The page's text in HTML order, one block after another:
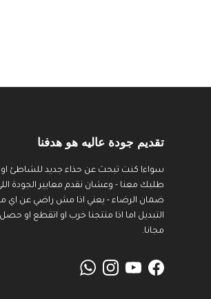
تقديم جودة عاليه هو هدفنا
سواءا كنت تبحث عن حذاء جديد للشاطئ
طلبك معنا - وعشان نقدم معايير الجودة
ضمان الرضاء - يعني اذا مش راضي عن اي
مجانا.
Facebook
YouTube
Instagram
WhatsApp